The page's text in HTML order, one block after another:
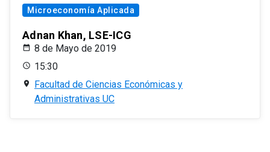
Microeconomía Aplicada
Adnan Khan, LSE-ICG
8 de Mayo de 2019
15:30
Facultad de Ciencias Económicas y
Administrativas UC